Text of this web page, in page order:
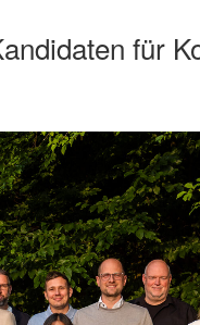
für